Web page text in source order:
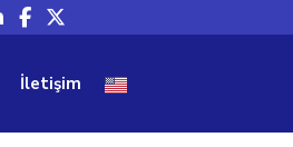
İletişim